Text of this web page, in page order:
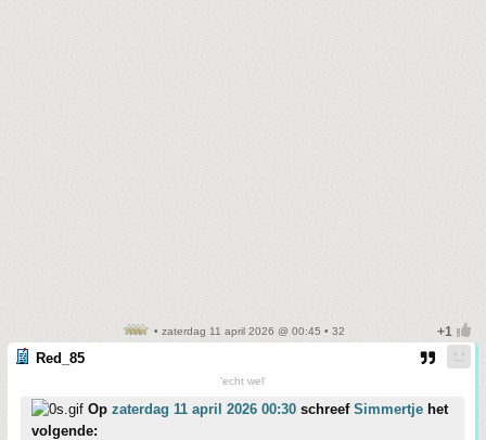
• zaterdag 11 april 2026 @ 00:45 • 32
Red_85
'echt wel'
Op zaterdag 11 april 2026 00:30 schreef Simmertje het
volgende: